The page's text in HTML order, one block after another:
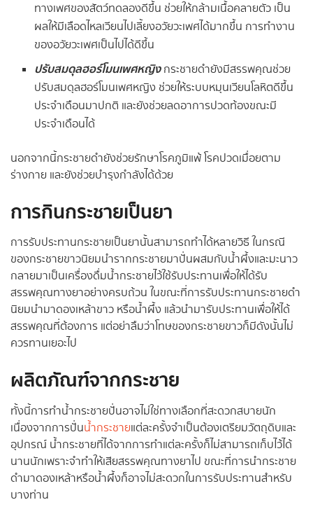
ทางเพศของสัตว์ทดลองดีขึ้น ช่วยให้กล้ามเนื้อคลายตัว เป็น
ผลให้มีเลือดไหลเวียนไปเลี้ยงอวัยวะเพศได้มากขึ้น การทำงาน
ของอวัยวะเพศเป็นไปได้ดีขึ้น
ปรับสมดุลฮอร์โมนเพศหญิงกระชายดำยังมีสรรพคุณช่วย
ปรับสมดุลฮอร์โมนเพศหญิง ช่วยให้ระบบหมุนเวียนโลหิตดีขึ้น
ประจำเดือนมาปกติ และยังช่วยลดอาการปวดท้องขณะมี
ประจำเดือนได้
นอกจากนี้กระชายดำยังช่วยรักษาโรคภูมิแพ้ โรคปวดเมื่อยตาม
ร่างกาย และยังช่วยบำรุงกำลังได้ด้วย
การกินกระชายเป็นยา
การรับประทานกระชายเป็นยานั้นสามารถทำได้หลายวิธี ในกรณี
ของกระชายขาวนิยมนำรากกระชายมาปั่นผสมกับน้ำผึ้งและมะนาว
กลายมาเป็นเครื่องดื่มน้ำกระชายไว้ใช้รับประทานเพื่อให้ได้รับ
สรรพคุณทางยาอย่างครบถ้วน ในขณะที่การรับประทานกระชายดำ
นิยมนำมาดองเหล้าขาว หรือน้ำผึ้ง แล้วนำมารับประทานเพื่อให้ได้
สรรพคุณที่ต้องการ แต่อย่าลืมว่าโทษของกระชายขาวก็มีดังนั้นไม่
ควรทานเยอะไป
ผลิตภัณฑ์จากกระชาย
ทั้งนี้การทำน้ำกระชายปั่นอาจไม่ใช่ทางเลือกที่สะดวกสบายนัก
เนื่องจากการปั่นน้ำกระชายแต่ละครั้งจำเป็นต้องเตรียมวัตถุดิบและ
อุปกรณ์ น้ำกระชายที่ได้จากการทำแต่ละครั้งก็ไม่สามารถเก็บไว้ได้
นานนักเพราะจำทำให้เสียสรรพคุณทางยาไป ขณะที่การนำกระชาย
ดำมาดองเหล้าหรือน้ำผึ้งก็อาจไม่สะดวกในการรับประทานสำหรับ
บางท่าน